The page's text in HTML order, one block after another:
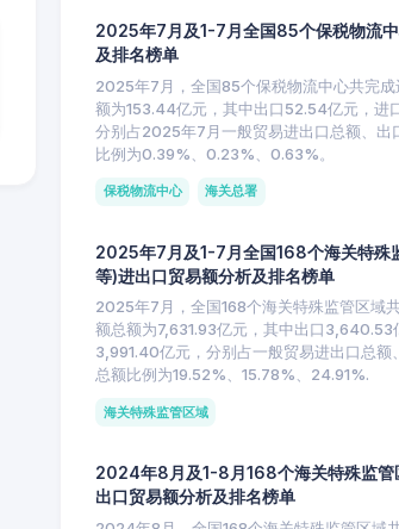
2025年7月及1-7月全国85个保税物流
及排名榜单
2025年7月，全国85个保税物流中心共完成
额为153.44亿元，其中出口52.54亿元，进
分别占2025年7月一般贸易进出口总额、出
比例为0.39%、0.23%、0.63%。
保税物流中心 海关总署
2025年7月及1-7月全国168个海关特殊
等)进出口贸易额分析及排名榜单
2025年7月，全国168个海关特殊监管区域
额总额为7,631.93亿元，其中出口3,640.53
3,991.40亿元，分别占一般贸易进出口总额
总额比例为19.52%、15.78%、24.91%.
海关特殊监管区域
2024年8月及1-8月168个海关特殊监管
出口贸易额分析及排名榜单